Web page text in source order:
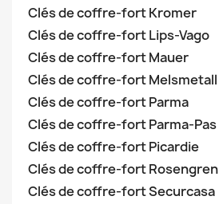
Clés de coffre-fort Kromer
Clés de coffre-fort Lips-Vago
Clés de coffre-fort Mauer
Clés de coffre-fort Melsmetall
Clés de coffre-fort Parma
Clés de coffre-fort Parma-Pas
Clés de coffre-fort Picardie
Clés de coffre-fort Rosengren
Clés de coffre-fort Securcasa